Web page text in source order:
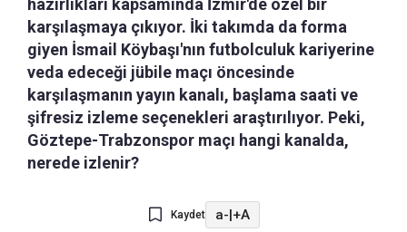
hazırlıkları kapsamında İzmir'de özel bir
karşılaşmaya çıkıyor. İki takımda da forma
giyen İsmail Köybaşı'nın futbolculuk kariyerine
veda edeceği jübile maçı öncesinde
karşılaşmanın yayın kanalı, başlama saati ve
şifresiz izleme seçenekleri araştırılıyor. Peki,
Göztepe-Trabzonspor maçı hangi kanalda,
nerede izlenir?
Kaydet a-|+A